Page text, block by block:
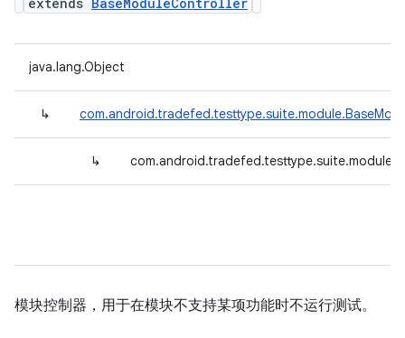
java.lang.Object
↳
↳
模块控制器，用于在模块不支持某项功能时不运行测试。